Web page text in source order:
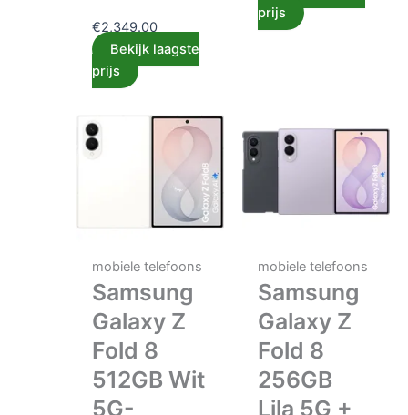
€2,349.00
Bekijk laagste
prijs
prijs
mobiele telefoons
Samsung
Galaxy Z
Fold 8
512GB Wit
5G-
mobiele telefoons
Samsung
Galaxy Z
Fold 8
256GB
Lila 5G +